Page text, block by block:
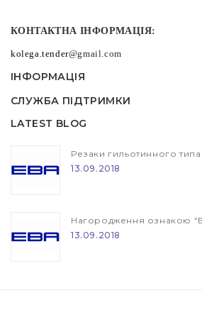
КОНТАКТНА ІНФОРМАЦІЯ:
kolega.tender@gmail.com
ІНФОРМАЦІЯ
СЛУЖБА ПІДТРИМКИ
LATEST BLOG
13.09.2018
13.09.2018
13.09.2018
13.09.2018